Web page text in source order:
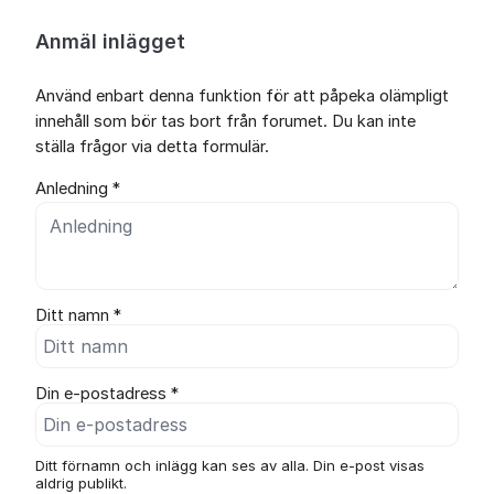
Anmäl inlägget
Använd enbart denna funktion för att påpeka olämpligt
innehåll som bör tas bort från forumet. Du kan inte
ställa frågor via detta formulär.
Anledning *
Ditt namn *
Din e-postadress *
Ditt förnamn och inlägg kan ses av alla. Din e-post visas
aldrig publikt.